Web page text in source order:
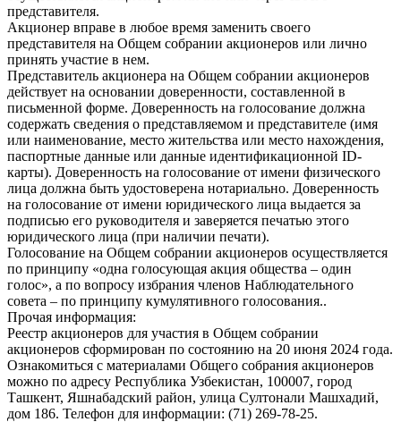
представителя.
Акционер вправе в любое время заменить своего
представителя на Общем собрании акционеров или лично
принять участие в нем.
Представитель акционера на Общем собрании акционеров
действует на основании доверенности, составленной в
письменной форме. Доверенность на голосование должна
содержать сведения о представляемом и представителе (имя
или наименование, место жительства или место нахождения,
паспортные данные или данные идентификационной ID-
карты). Доверенность на голосование от имени физического
лица должна быть удостоверена нотариально. Доверенность
на голосование от имени юридического лица выдается за
подписью его руководителя и заверяется печатью этого
юридического лица (при наличии печати).
Голосование на Общем собрании акционеров осуществляется
по принципу «одна голосующая акция общества – один
голос», а по вопросу избрания членов Наблюдательного
совета – по принципу кумулятивного голосования..
Прочая информация:
Реестр акционеров для участия в Общем собрании
акционеров сформирован по состоянию на 20 июня 2024 года.
Ознакомиться с материалами Общего собрания акционеров
можно по адресу Республика Узбекистан, 100007, город
Ташкент, Яшнабадский район, улица Султонали Машхадий,
дом 186. Телефон для информации: (71) 269-78-25.